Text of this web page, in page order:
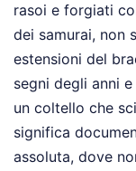
rasoi e forgiati
dei samurai, non
estensioni del
segni degli anni
un coltello che
significa
assoluta, dove